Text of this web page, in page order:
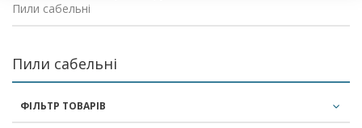
Пили сабельні
ФІЛЬТР ТОВАРІВ
Пили сабельні